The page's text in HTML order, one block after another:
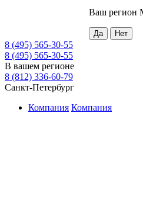
Ваш регион
8 (495) 565-30-55
8 (495) 565-30-55
В вашем регионе
8 (812) 336-60-79
Санкт-Петербург
Компания Компания